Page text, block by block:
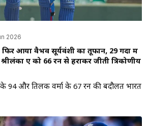
2026
आया वैभव सूर्यवंशी का तूफान, 29 गेंदों में
ए को 66 रन से हराकर जीती त्रिकोणीय
94 और तिलक वर्मा के 67 रन की बदौलत भारत